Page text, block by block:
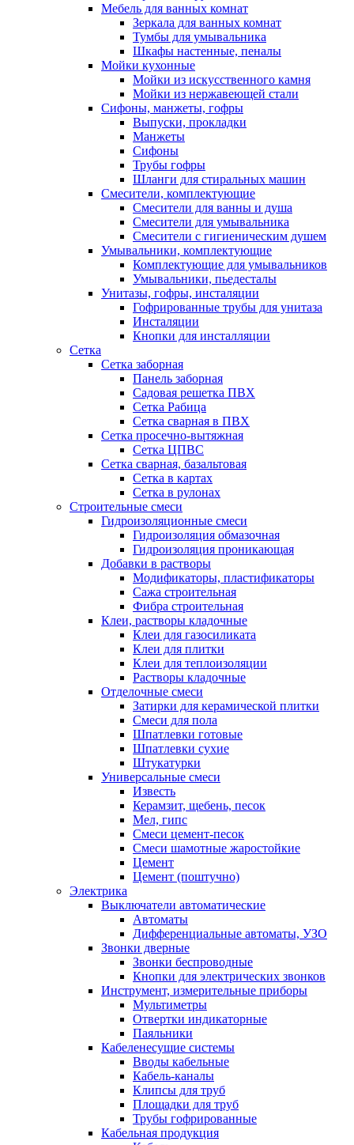
Мебель для ванных комнат
Зеркала для ванных комнат
Тумбы для умывальника
Шкафы настенные, пеналы
Мойки кухонные
Мойки из искусственного камня
Мойки из нержавеющей стали
Сифоны, манжеты, гофры
Выпуски, прокладки
Манжеты
Сифоны
Трубы гофры
Шланги для стиральных машин
Смесители, комплектующие
Смесители для ванны и душа
Смесители для умывальника
Смесители с гигиеническим душем
Умывальники, комплектующие
Комплектующие для умывальников
Умывальники, пьедесталы
Унитазы, гофры, инсталяции
Гофрированные трубы для унитаза
Инсталяции
Кнопки для инсталляции
Сетка
Сетка заборная
Панель заборная
Садовая решетка ПВХ
Сетка Рабица
Сетка сварная в ПВХ
Сетка просечно-вытяжная
Сетка ЦПВС
Сетка сварная, базальтовая
Сетка в картах
Сетка в рулонах
Строительные смеси
Гидроизоляционные смеси
Гидроизоляция обмазочная
Гидроизоляция проникающая
Добавки в растворы
Модификаторы, пластификаторы
Сажа строительная
Фибра строительная
Клеи, растворы кладочные
Клеи для газосиликата
Клеи для плитки
Клеи для теплоизоляции
Растворы кладочные
Отделочные смеси
Затирки для керамической плитки
Смеси для пола
Шпатлевки готовые
Шпатлевки сухие
Штукатурки
Универсальные смеси
Известь
Керамзит, щебень, песок
Мел, гипс
Смеси цемент-песок
Смеси шамотные жаростойкие
Цемент
Цемент (поштучно)
Электрика
Выключатели автоматические
Автоматы
Дифференциальные автоматы, УЗО
Звонки дверные
Звонки беспроводные
Кнопки для электрических звонков
Инструмент, измерительные приборы
Мультиметры
Отвертки индикаторные
Паяльники
Кабеленесущие системы
Вводы кабельные
Кабель-каналы
Клипсы для труб
Площадки для труб
Трубы гофрированные
Кабельная продукция